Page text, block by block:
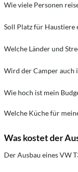
Wie viele Personen
Soll Platz für Haustiere
Welche Länder und
Wird der Camper auch
Wie hoch ist mein
Welche Küche für
Was kostet der
Der Ausbau eines VW